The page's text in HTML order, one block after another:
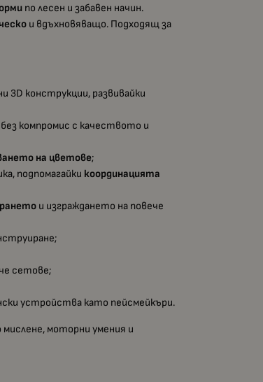
по лесен и забавен начин.
и вдъхновяващо. Подходящ за
3D конструкции, развивайки
без компромис с качеството и
на цветове;
подпомагайки координацията
и изграждането на повече
сетове;
устройства като пейсмейкъри.
моторни умения и